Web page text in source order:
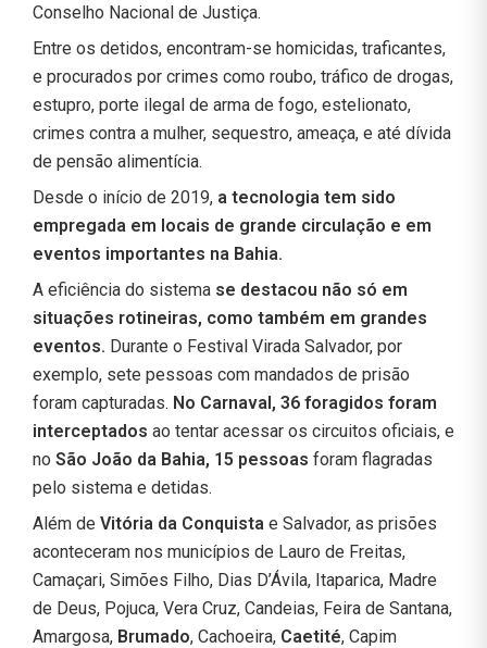
Conselho Nacional de Justiça.
Entre os detidos, encontram-se homicidas, traficantes,
e procurados por crimes como roubo, tráfico de drogas,
estupro, porte ilegal de arma de fogo, estelionato,
crimes contra a mulher, sequestro, ameaça, e até dívida
de pensão alimentícia.
Desde o início de 2019, a tecnologia tem sido
empregada em locais de grande circulação e em
eventos importantes na Bahia.
A eficiência do sistema se destacou não só em
situações rotineiras, como também em grandes
eventos. Durante o Festival Virada Salvador, por
exemplo, sete pessoas com mandados de prisão
foram capturadas. No Carnaval, 36 foragidos foram
interceptados ao tentar acessar os circuitos oficiais, e
no São João da Bahia, 15 pessoas foram flagradas
pelo sistema e detidas.
Além de Vitória da Conquista e Salvador, as prisões
aconteceram nos municípios de Lauro de Freitas,
Camaçari, Simões Filho, Dias D’Ávila, Itaparica, Madre
de Deus, Pojuca, Vera Cruz, Candeias, Feira de Santana,
Amargosa, Brumado, Cachoeira, Caetité, Capim